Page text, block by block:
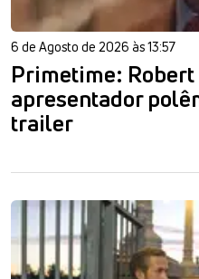
6 de Agosto de 2026 às 13:57
Primetime:
apresentador
trailer